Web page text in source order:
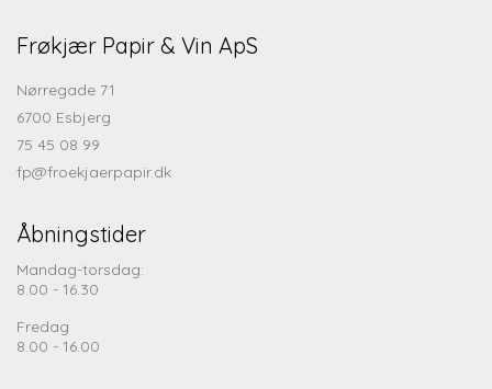
Frøkjær Papir & Vin ApS
Nørregade 71
6700 Esbjerg
75 45 08 99
fp@froekjaerpapir.dk
Åbningstider
Mandag-torsdag:
8.00 - 16.30
Fredag
8.00 - 16.00